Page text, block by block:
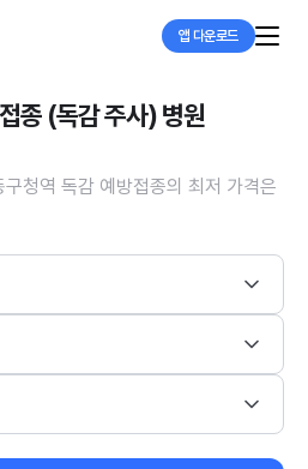
앱 다운로드
종 (독감 주사) 병원
청역 독감 예방접종의 최저 가격은